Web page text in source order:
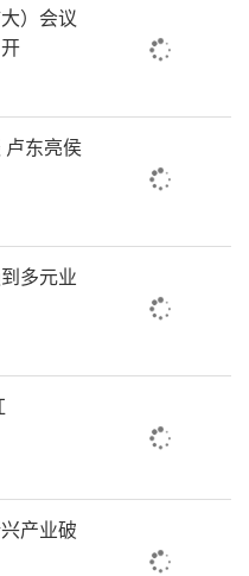
）会议
东亮侯
多元业
产业破